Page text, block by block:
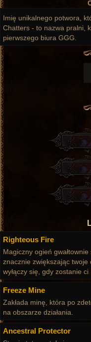
Imię unikalnego potwora,
Chatters - to nazwa pralni,
pierwszego biura GGG.
Righteous Fire
Magiczny ogień
znacznie zwiększając
wyłączy się, gdy zostanie ci
Freeze Mine
Zakłada minę, która po
na obszarze działania.
Ancestral Protector